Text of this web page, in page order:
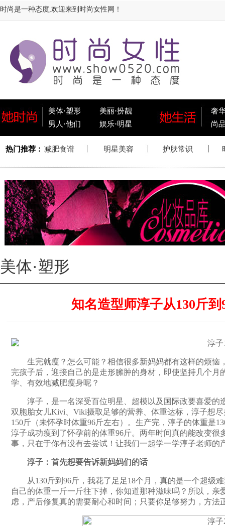
时尚是一种态度,欢迎来到时尚女性网！
美体·塑形 美丽·扮靓
男人 ·他们 娱乐·明星
奢
尚
美体·塑形
知名造型师淳子从130斤
生完就瘦？怎么可能？相信很多新妈妈都有这样的烦恼
完孩子后，迎接自己的是走形臃肿的身材，即使坚持几个
学、有效地减肥瘦身呢？
淳子，是一名深受百位明星、超模以及国际政要喜爱的
双胞胎女儿Kivi、Viki摄取足够的营养、体重达标，淳子想
150斤（未怀孕时体重96斤左右）。生产完，淳子的体重是
淳子成功瘦到了怀孕前的体重96斤。两年时间真的能改变
事，只在于你有没有去尝试！让我们一起学一学淳子老师的
淳子：首先想要告诉新妈妈们的话
从130斤到96斤，我花了足足18个月，真的是一个超级
自己的体重一斤一斤往下掉，你知道那种滋味吗？所以，
虑，产后修复真的需要耐心和时间；只要你足够努力，方法